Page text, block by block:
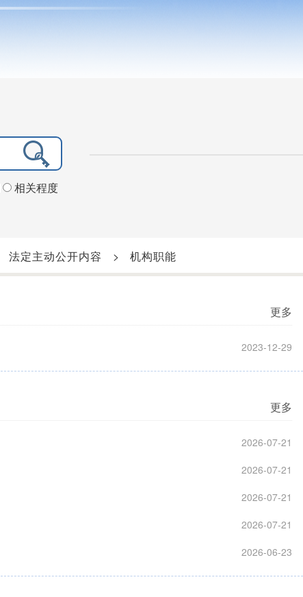
相关程度
法定主动公开内容 > 机构职能
更多
2023-12-29
更多
2026-07-21
2026-07-21
2026-07-21
2026-07-21
2026-06-23